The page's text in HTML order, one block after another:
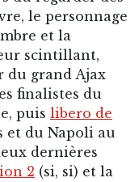
le personnage
et la
scintillant,
du grand Ajax
finalistes du
puis libero de
et du Napoli au
dernières
2 (si, si) et la